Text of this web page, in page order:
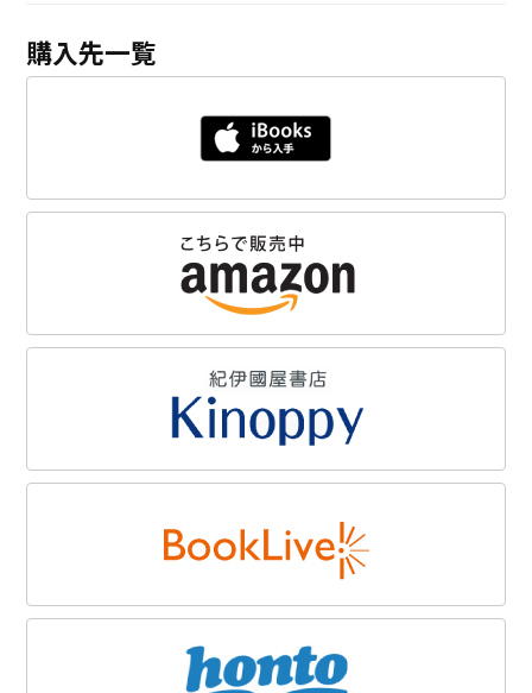
購入先一覧